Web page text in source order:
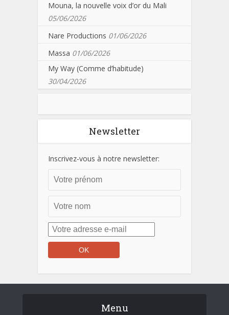
Mouna, la nouvelle voix d’or du Mali
05/06/2026
Nare Productions 01/06/2026
Massa 01/06/2026
My Way (Comme d’habitude)
30/04/2026
Newsletter
Inscrivez-vous à notre newsletter:
Menu